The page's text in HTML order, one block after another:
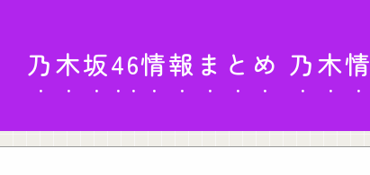
乃木坂46情報まとめ 乃木情